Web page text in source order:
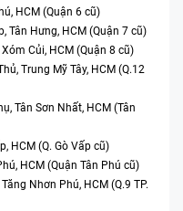
HCM (Quận 6 cũ)
Tân Hưng, HCM (Quận 7 cũ)
Củi, HCM (Quận 8 cũ)
Trung Mỹ Tây, HCM (Q.12
Tân Sơn Nhất, HCM (Tân
HCM (Q. Gò Vấp cũ)
HCM (Quận Tân Phú cũ)
Nhơn Phú, HCM (Q.9 TP.